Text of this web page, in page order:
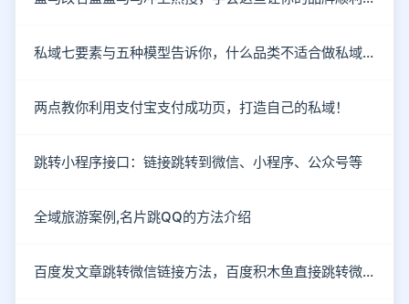
私域七要素与五种模型告诉你，什么品类不适合做私域！
两点教你利用支付宝支付成功页，打造自己的私域！
跳转小程序接口：链接跳转到微信、小程序、公众号等
全域旅游案例,名片跳QQ的方法介绍
百度发文章跳转微信链接方法，百度积木鱼直接跳转微信